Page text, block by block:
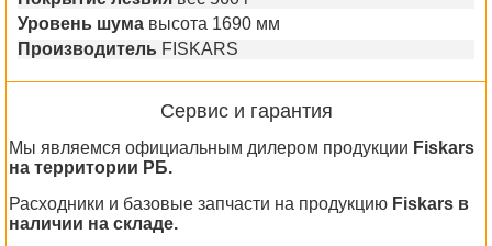
Уровень шума высота 1690 мм
Производитель FISKARS
Сервис и гарантия
Мы являемся официальным дилером продукции Fiskars
на территории РБ.
Расходники и базовые запчасти на продукцию Fiskars в
наличии на складе.